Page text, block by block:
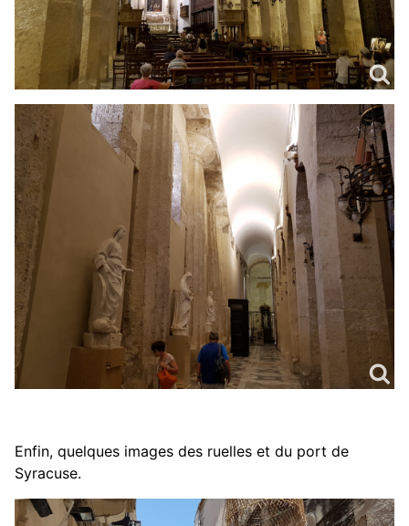
Enfin, quelques images des ruelles et du port de
Syracuse.